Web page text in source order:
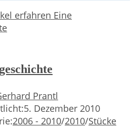
Prantl
5. Dezember 2010
2006 - 2010/2010/Stücke